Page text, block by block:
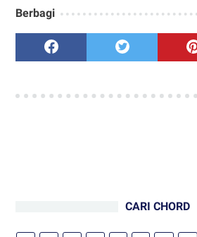
Berbagi
CARI CHORD